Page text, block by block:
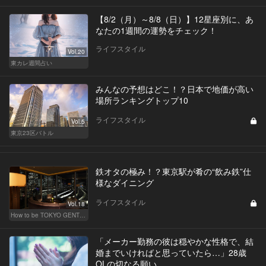
Vol.20
東カレ週間占い
【8/2（月）～8/8（日）】12星座別に、あ
なたの1週間の運勢をチェック！
ライフスタイル
Vol.5
東京23区バトル
みんなの予想はどこ！？日本で地価が高い
場所ランキングトップ10
ライフスタイル
Vol.18
How to be TOKYO GENTS 東京人よ、紳士たれ！
鉄オタの極み！？東京駅が肴の“飲み鉄”仕
様なダイニング
ライフスタイル
「メーカー勤務の彼は穏やかな性格で、結
婚までいければと思っていたら…」28歳